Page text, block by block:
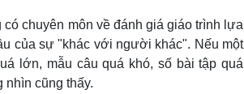
chuyên môn về đánh giá giáo trình lựa
của sự "khác với người khác". Nếu một
lớn, mẫu câu quá khó, số bài tập quá
nhìn cũng thấy.